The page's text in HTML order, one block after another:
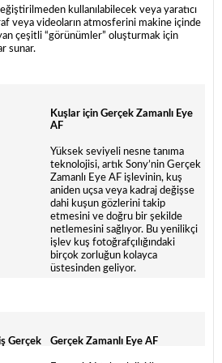
kullanılabilecek veya yaratıcı
veya videoların atmosferini makine içinde
çeşitli “görünümler” oluşturmak için
sunar.
Kuşlar için Gerçek Zamanlı Eye
AF
Yüksek seviyeli nesne tanıma
teknolojisi, artık Sony’nin Gerçek
Zamanlı Eye AF işlevinin, kuş
aniden uçsa veya kadraj değişse
dahi kuşun gözlerini takip
etmesini ve doğru bir şekilde
netlemesini sağlıyor. Bu yenilikçi
işlev kuş fotoğrafçılığındaki
birçok zorluğun kolayca
üstesinden geliyor.
Gerçek
Gerçek Zamanlı Eye AF